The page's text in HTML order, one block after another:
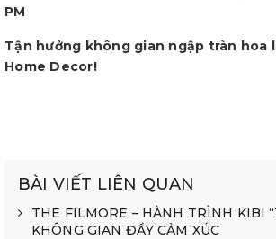
PM
Tận hưởng không gian ngập tràn hoa
Home Decor!
BÀI VIẾT LIÊN QUAN
THE FILMORE – HÀNH TRÌNH KIBI
KHÔNG GIAN ĐẦY CẢM XÚC